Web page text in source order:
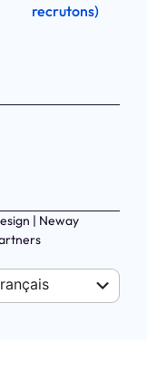
recrutons)
| Neway